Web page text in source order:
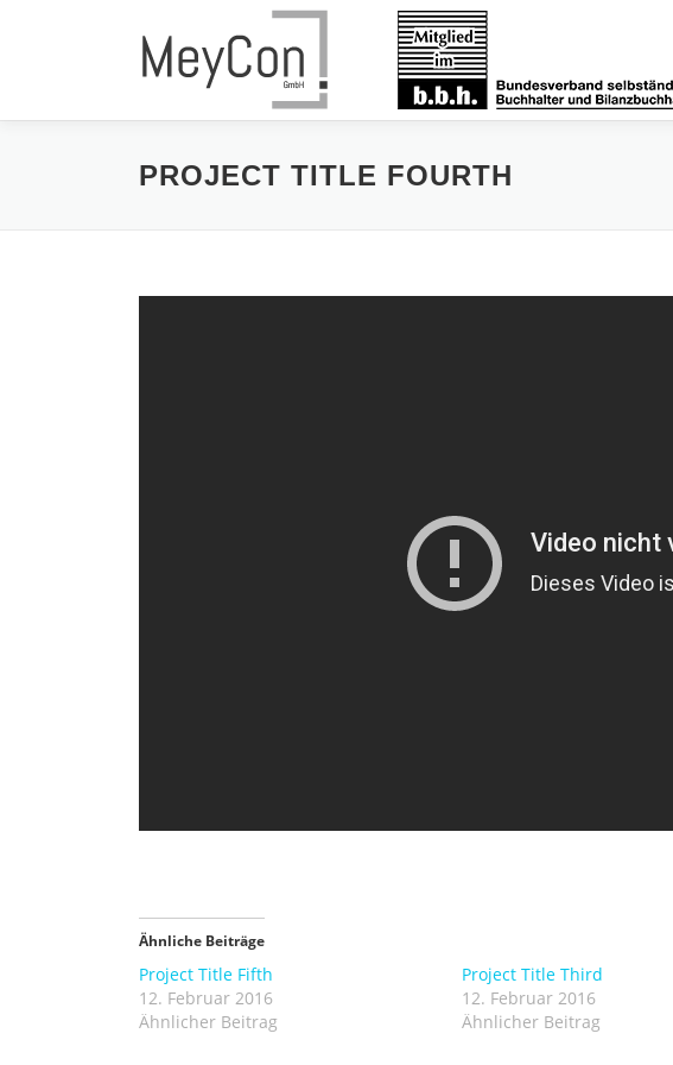
PROJECT TITLE FOURTH
Ähnliche Beiträge
Project Title Fifth
12. Februar 2016
Ähnlicher Beitrag
Project Title Third
12. Februar 2016
Ähnlicher Beitrag